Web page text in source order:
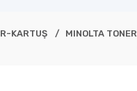
KARTUŞ
MINOLTA TONER